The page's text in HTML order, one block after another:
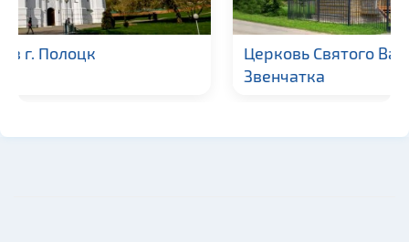
Церковь Святого Василия Великого в д.